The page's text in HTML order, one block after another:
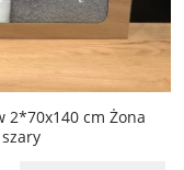
2*70x140 cm Żona